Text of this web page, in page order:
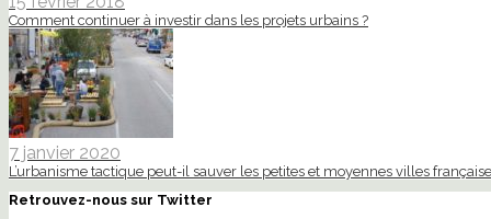
Comment continuer à investir dans les projets urbains ?
7 janvier 2020
L’urbanisme tactique peut-il sauver les petites et moyennes villes
Retrouvez-nous sur Twitter